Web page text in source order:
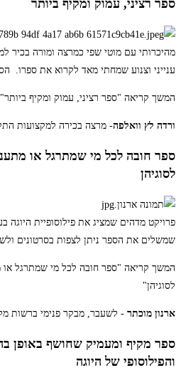
ספר רציני, עמוק ומקיף ביותר
מהיכרותי עם מוטי שפי כמרצה ומורה בכיר
ענייני וצנוע שמחתי מאד לקרוא את ספרו.
המשך קריאה"ספר רציני, עמוק ומקיף ביותר"
ורדה לץ וואלפה- מרצה בכירה למקצועות
ספר חובה לכל מי שמתרגל או
לסוגיהן
פרויקט מדהים שמציג את פילוסופיית היוגה
שמשלים את הספר ניתן לצפות בסרטונים
המשך קריאה"ספר חובה לכל מי שמתרגל או
לסוגיהן"
ארנון מוכתר- לשעבר, מבקר פנימי ברשות
ספר מקיף ומעמיק שחושף באופן
והפילוסופי של היוגה